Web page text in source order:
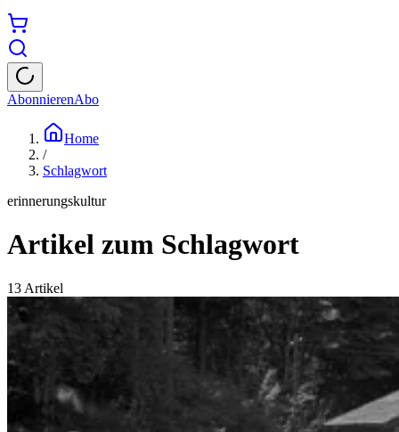
AbonnierenAbo
Home
/
Schlagwort
erinnerungskultur
Artikel zum Schlagwort
13 Artikel